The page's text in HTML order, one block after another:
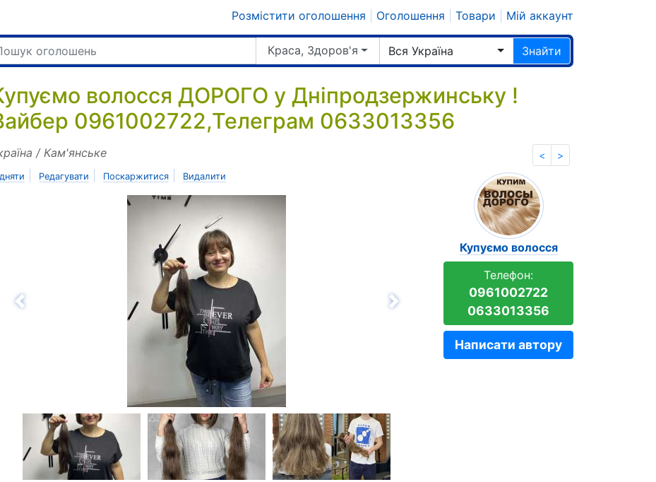
Розмістити оголошення Оголошення Товари Мій аккаунт
Краса, Здоров'я Вся Україна Знайти
волосся ДОРОГО у Дніпродзержинську !
0961002722,Телеграм 0633013356
< >
/ Кам'янське
Редагувати Поскаржитися Видалити
Назад
Купуємо волосся
Телефон:
0961002722
0633013356
Написати автору